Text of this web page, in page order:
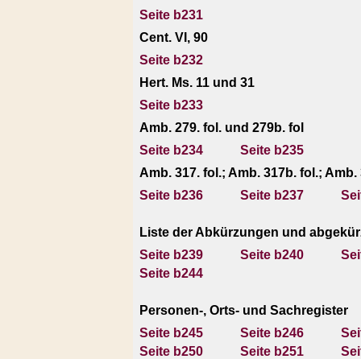
Seite b231
Cent. VI, 90
Seite b232
Hert. Ms. 11 und 31
Seite b233
Amb. 279. fol. und 279b. fol
Seite b234
Seite b235
Amb. 317. fol.; Amb. 317b. fol.; Amb.
Seite b236
Seite b237
Liste der Abkürzungen und
Seite b239
Seite b240
Seite b244
Personen-, Orts- und Sachregister
Seite b245
Seite b246
Seite b250
Seite b251